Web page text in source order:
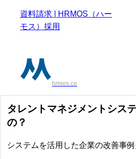
資料請求 | HRMOS（ハー
モス）採用
hrmos.co
タレントマネジメントシス
の？
システムを活用した企業の改善事